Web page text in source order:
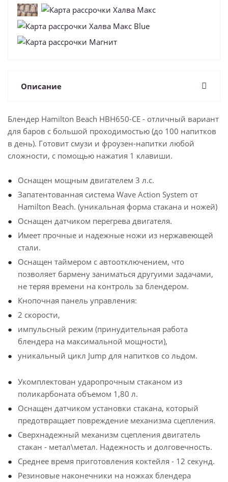
Описание
Блендер Hamilton Beach HBH650-CЕ - отличный вариант
для баров с большой проходимостью (до 100 напитков
в день). Готовит смузи и фроузен-напитки любой
сложности, с помощью нажатия 1 клавиши.
Оснащен мощным двигателем 3 л.с.
Запатентованная система Wave Action System от
Hamilton Beach. (уникальная форма стакана и ножей)
Оснащен датчиком перегрева двигателя.
Имеет прочные и надежные ножи из нержавеющей
стали.
Оснащен таймером с автоотключением, что
позволяет бармену заниматься другуими задачами,
не теряя времени на контроль за блендером.
Кнопочная панель управления:
2 скорости,
импульсный режим (принудительная работа
блендера на максимальной мощности),
уникальный цикл Jump для напитков со льдом.
Укомплектован ударопрочным стаканом из
поликарбоната объемом 1,80 л.
Оснащен датчиком установки стакана, который
предотвращает повреждение механизма сцепления.
Сверхнадежный механизм сцепления двигатель
стакан - метал\метал. Надежность и долговечность.
Среднее время приготовления коктейля - 12 секунд.
Резиновые наконечники на ножках блендера